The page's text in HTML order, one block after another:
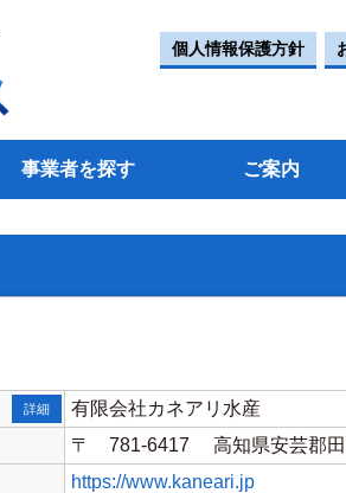
個人情報保護方針
事業者を探す ご案内
詳細
有限会社カネアリ水産
〒 781-6417 高知県安芸郡田
https://www.kaneari.jp